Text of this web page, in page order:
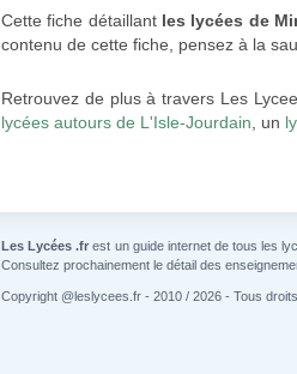
Cette fiche détaillant les lycées de
contenu de cette fiche, pensez à la
Retrouvez de plus à travers Les
lycées autours de L'Isle-Jourdain , un
Les Lycées .fr est un guide internet de tous les
Consultez prochainement le détail des
Copyright @leslycees.fr - 2010 / 2026 - Tous